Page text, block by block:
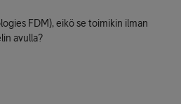
FDM), eikö se toimikin ilman
avulla?